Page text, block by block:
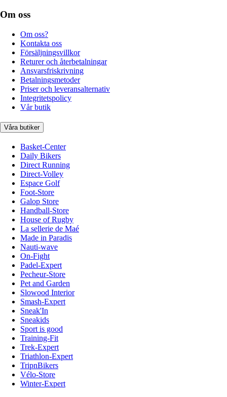
Om oss
Om oss?
Kontakta oss
Försäljningsvillkor
Returer och återbetalningar
Ansvarsfriskrivning
Betalningsmetoder
Priser och leveransalternativ
Integritetspolicy
Vår butik
Våra butiker
Basket-Center
Daily Bikers
Direct Running
Direct-Volley
Espace Golf
Foot-Store
Galop Store
Handball-Store
House of Rugby
La sellerie de Maé
Made in Paradis
Nauti-wave
On-Fight
Padel-Expert
Pecheur-Store
Pet and Garden
Slowood Interior
Smash-Expert
Sneak'In
Sneakids
Sport is good
Training-Fit
Trek-Expert
Triathlon-Expert
TripnBikers
Vélo-Store
Winter-Expert